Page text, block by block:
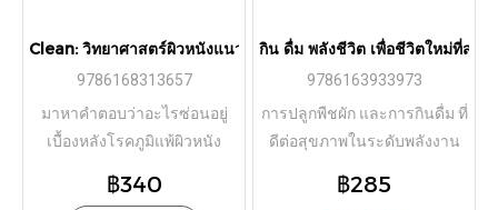
Clean: วิทยาศาสตร์ผิวหนังแนวใหม่ เพื่อสุขภาพและความงามแบบ
9786168313657
มาหาคำตอบว่าอะไรซ่อนอยู่
เบื้องหลังโรคภูมิแพ้ผิวหนัง
ไม่ และเราจะหล่อเลี้ยงสมดุลผิว
฿340
กิน ดื่ม พลังชีวิต เพื่อชีวิตใหม่ที่สุข
9786163933973
การปลูกพืชผัก และการกินดื่ม ที่
ดีต่อสุขภาพในระดับพลังงาน
฿285